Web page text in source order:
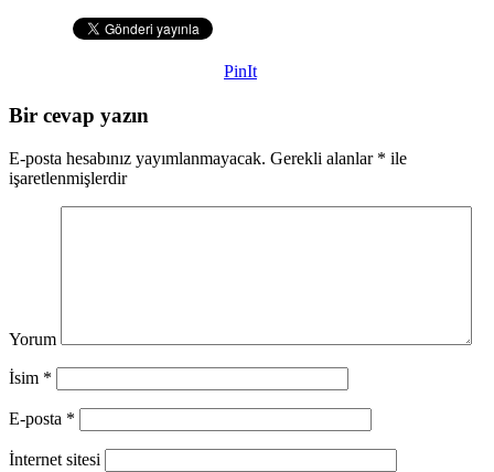
PinIt
Bir cevap yazın
E-posta hesabınız yayımlanmayacak. Gerekli alanlar * ile
işaretlenmişlerdir
Yorum
İsim *
E-posta *
İnternet sitesi